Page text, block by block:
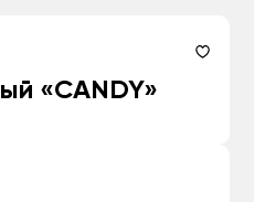
«CANDY»